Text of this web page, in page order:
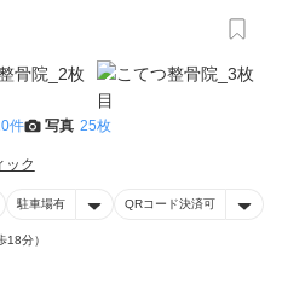
件 写真 25枚
ック
駐車場有 QRコード決済可
18分）